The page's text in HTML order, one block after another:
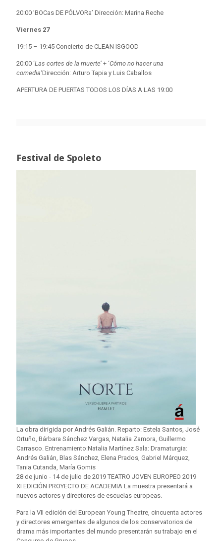
20:00 ’BOCas DE PÓLVORa’ Dirección: Marina Reche
Viernes 27
19:15 – 19:45 Concierto de CLEAN ISGOOD
20:00 ‘Las cortes de la muerte’ + ‘Cómo no hacer una
comedia’Dirección: Arturo Tapia y Luis Caballos
APERTURA DE PUERTAS TODOS LOS DÍAS A LAS 19:00
Festival de Spoleto
La obra dirigida por Andrés Galián. Reparto: Estela Santos, José
Ortuño, Bárbara Sánchez Vargas, Natalia Zamora, Guillermo
Carrasco. Entrenamiento:Natalia Martínez Sala: Dramaturgia:
Andrés Galián, Blas Sánchez, Elena Prados, Gabriel Márquez,
Tania Cutanda, María Gomis
28 de junio - 14 de julio de 2019 TEATRO JOVEN EUROPEO 2019
XI EDICIÓN PROYECTO DE ACADEMIA La muestra presentará a
nuevos actores y directores de escuelas europeas.
Para la VII edición del European Young Theatre, cincuenta actores
y directores emergentes de algunos de los conservatorios de
drama más importantes del mundo presentarán su trabajo en el